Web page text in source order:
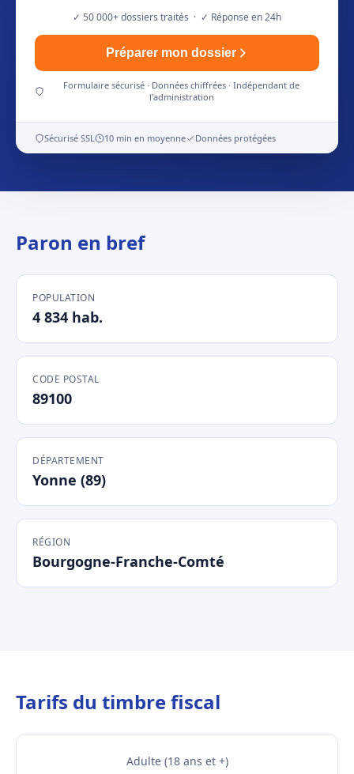
✓ 50 000+ dossiers traités · ✓ Réponse en 24h
Préparer mon dossier
Formulaire sécurisé · Données chiffrées · Indépendant de
l'administration
Sécurisé SSL 10 min en moyenne Données protégées
Paron en bref
POPULATION
4 834 hab.
CODE POSTAL
89100
DÉPARTEMENT
Yonne (89)
RÉGION
Bourgogne-Franche-Comté
Tarifs du timbre fiscal
Adulte (18 ans et +)